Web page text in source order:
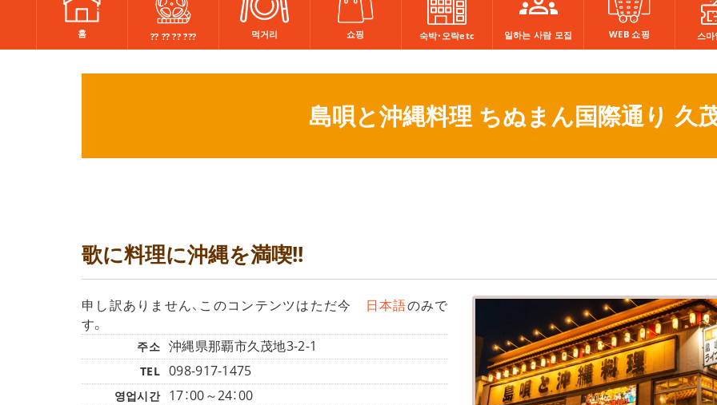
홈 ?? ?? ?? ??? 먹거리 쇼핑 숙박・오락etc 일하는 사람 모집 WEB 쇼핑 스
島唄と沖縄料理 ちぬまん国際通り 久
歌に料理に沖縄を満喫!!
申し訳ありません、このコンテンツはただ今 日本語のみで
す。
주소 沖縄県那覇市久茂地3-2-1
TEL 098-917-1475
영업시간 17：00～24：00